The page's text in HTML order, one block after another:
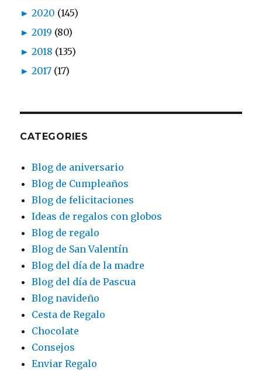
► 2020 (145)
► 2019 (80)
► 2018 (135)
► 2017 (17)
CATEGORIES
Blog de aniversario
Blog de Cumpleaños
Blog de felicitaciones
Ideas de regalos con globos
Blog de regalo
Blog de San Valentín
Blog del día de la madre
Blog del día de Pascua
Blog navideño
Cesta de Regalo
Chocolate
Consejos
Enviar Regalo